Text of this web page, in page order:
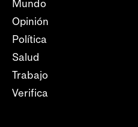
Mundo
Opinión
Política
Salud
Trabajo
Verifica